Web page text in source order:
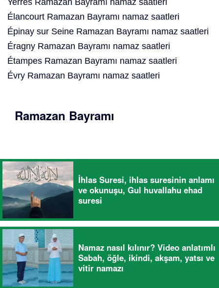
Yerres Ramazan Bayramı namaz saatleri
Élancourt Ramazan Bayramı namaz saatleri
Épinay sur Seine Ramazan Bayramı namaz saatleri
Éragny Ramazan Bayramı namaz saatleri
Étampes Ramazan Bayramı namaz saatleri
Évry Ramazan Bayramı namaz saatleri
Ramazan Bayramı
İhlas Suresi, ihlas suresinin anlamı
ve okunuşu, Gul huvallahu ehad
suresi
Namaz nasıl kılınır? Video anlatımlı
Sabah, öğle, ikindi, akşam, yatsı ve
vitir namazı